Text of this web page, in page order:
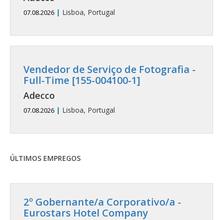
07.08.2026 | Lisboa, Portugal
Vendedor de Serviço de Fotografia -
Full-Time [155-004100-1]
Adecco
07.08.2026 | Lisboa, Portugal
ÚLTIMOS EMPREGOS
2º Gobernante/a Corporativo/a -
Eurostars Hotel Company